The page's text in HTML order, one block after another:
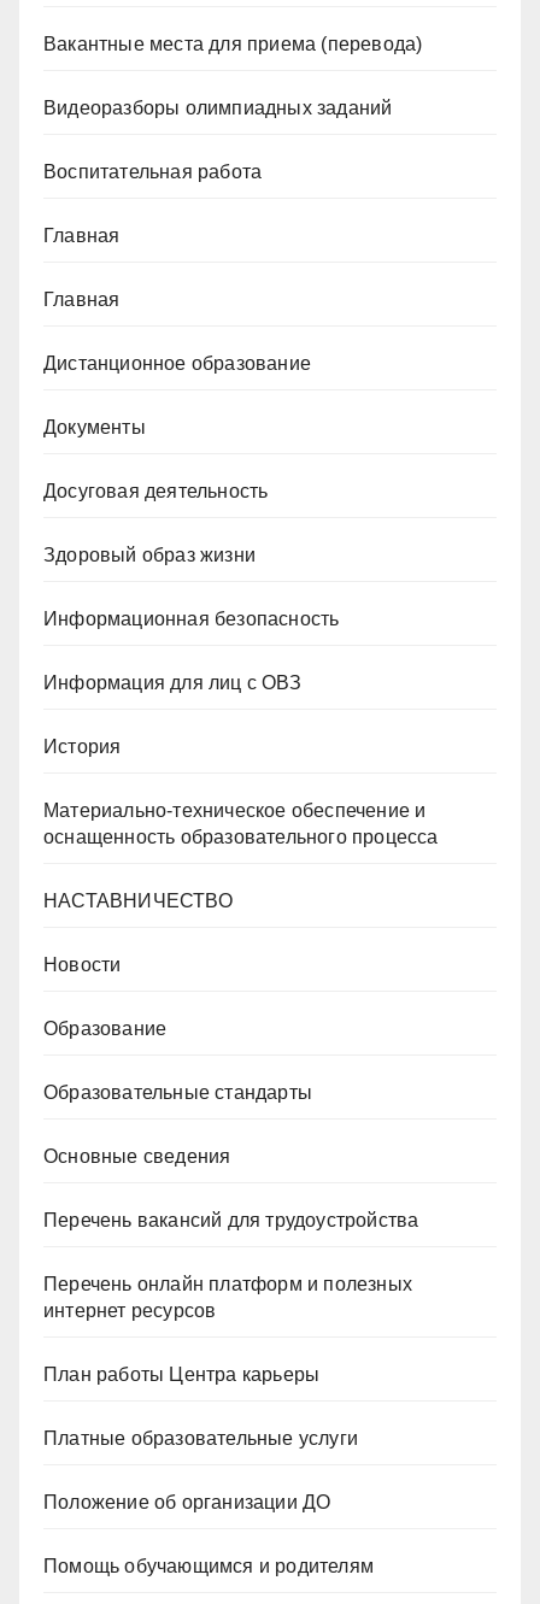
Вакантные места для приема (перевода)
Видеоразборы олимпиадных заданий
Воспитательная работа
Главная
Главная
Дистанционное образование
Документы
Досуговая деятельность
Здоровый образ жизни
Информационная безопасность
Информация для лиц с ОВЗ
История
Материально-техническое обеспечение и
оснащенность образовательного процесса
НАСТАВНИЧЕСТВО
Новости
Образование
Образовательные стандарты
Основные сведения
Перечень вакансий для трудоустройства
Перечень онлайн платформ и полезных
интернет ресурсов
План работы Центра карьеры
Платные образовательные услуги
Положение об организации ДО
Помощь обучающимся и родителям